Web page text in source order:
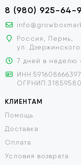
8 (980) 925-64-
Россия, Пермь,
ул.
7 дней в неделю
ИНН:591608666397
КЛИЕНТАМ
Помощь
Доставка
Оплата
Условия возврата